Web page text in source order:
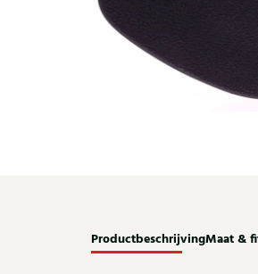
ProductbeschrijvingMaat &